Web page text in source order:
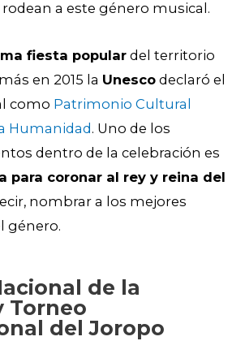
a este género musical.
fiesta popular del territorio
en 2015 la Unesco declaró el
como Patrimonio Cultural
Humanidad . Uno de los
dentro de la celebración es
para coronar al rey y reina del
nombrar a los mejores
género.
de la
Torneo
del Joropo